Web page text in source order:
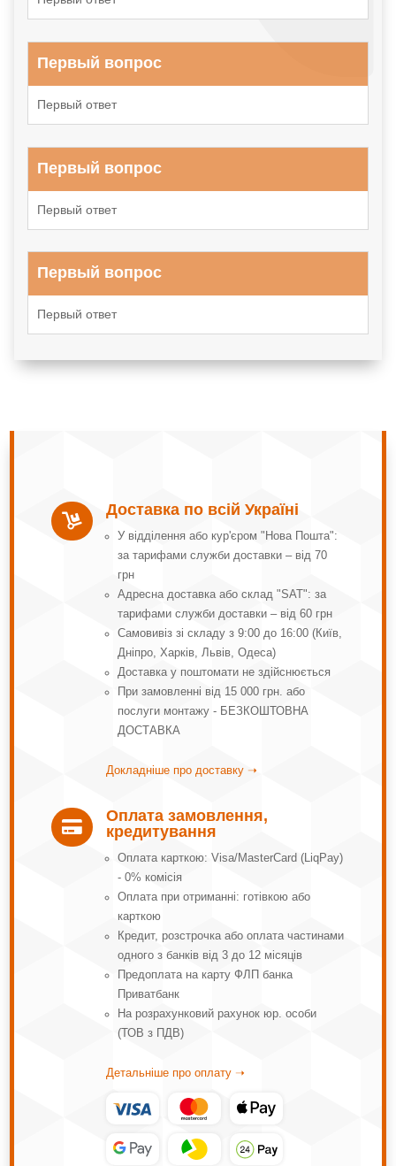
Первый вопрос
Первый ответ
Первый вопрос
Первый ответ
Первый вопрос
Первый ответ

Доставка по всій Україні
У відділення або кур'єром "Нова Пошта":
за тарифами служби доставки – від 70
грн
Адресна доставка або склад "SAT": за
тарифами служби доставки – від 60 грн
Самовивіз зі складу з 9:00 до 16:00 (Київ,
Дніпро, Харків, Львів, Одеса)
Доставка у поштомати не здійснюється
При замовленні від 15 000 грн. або
послуги монтажу - БЕЗКОШТОВНА
ДОСТАВКА
Докладніше про доставку ➝

Оплата замовлення,
кредитування
Оплата карткою: Visa/MasterCard (LiqPay)
- 0% комісія
Оплата при отриманні: готівкою або
карткою
Кредит, розстрочка або оплата частинами
одного з банків від 3 до 12 місяців
Предоплата на карту ФЛП банка
Приватбанк
На розрахунковий рахунок юр. особи
(ТОВ з ПДВ)
Детальніше про оплату ➝